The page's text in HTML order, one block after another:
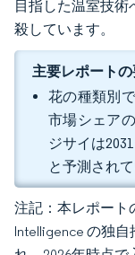
目指した温室技
殺しています。
主要レポート
花の種類別
市場シェア
ジサイは
と予測されて
注記：本レポート
Intelligence の独